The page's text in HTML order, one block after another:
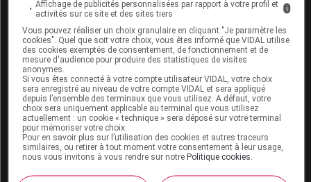
VIDAL widget
VIDAL Sécurisation
VIDAL e-Services
Espace institutionnel
Qui sommes-nous ?
VIDAL France
Carrières
Charte éthique et
déontologique
Service client
Affichage de publicités personnalisées par rapport à votre profil et
activités sur ce site et des sites tiers
i
Vous pouvez réaliser un choix granulaire en cliquant "Je paramètre les
cookies". Quel que soit votre choix, vous êtes informé que VIDAL utilise
des cookies exemptés de consentement, de fonctionnement et de
mesure d'audience pour produire des statistiques de visites
anonymes.
Si vous êtes connecté à votre compte utilisateur VIDAL, votre choix
sera enregistré au niveau de votre compte VIDAL et sera appliqué
depuis l’ensemble des terminaux que vous utilisez. A défaut, votre
choix sera uniquement applicable au terminal que vous utilisez
actuellement : un cookie « technique » sera déposé sur votre terminal
pour mémoriser votre choix.
Pour en savoir plus sur l’utilisation des cookies et autres traceurs
similaires, ou retirer à tout moment votre consentement à leur usage,
nous vous invitons à vous rendre sur notrePolitique cookies